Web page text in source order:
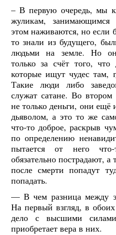
– В первую очередь, мы
жуликам,
этом наживаются, но если
то знали из будущего,
людьми на земле. Но
только за счёт того,
которые ищут чудес там,
Такие люди либо
служат сатане. Во
не только деньги, они
дьяволом, а это то же
что-то доброе, раскрыв
по определению
пытается от него
обязательно пострадают, а
после смерти попадут
попадать.
— В чем разница между
На первый взгляд, в
дело с высшими
приобретает вера в них.